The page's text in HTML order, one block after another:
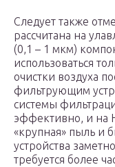
Следует также
рассчитана на
(0,1 – 1 мкм)
использоваться
очистки воздуха
фильтрующим
системы
эффективно, и на
«крупная» пыль и
устройства
требуется более